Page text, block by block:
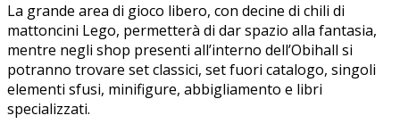
La grande area di gioco libero, con decine di chili di
mattoncini Lego, permetterà di dar spazio alla fantasia,
mentre negli shop presenti all’interno dell’Obihall si
potranno trovare set classici, set fuori catalogo, singoli
elementi sfusi, minifigure, abbigliamento e libri
specializzati.